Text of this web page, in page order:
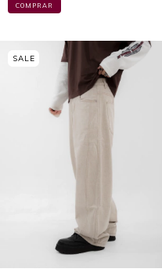
COMPRAR